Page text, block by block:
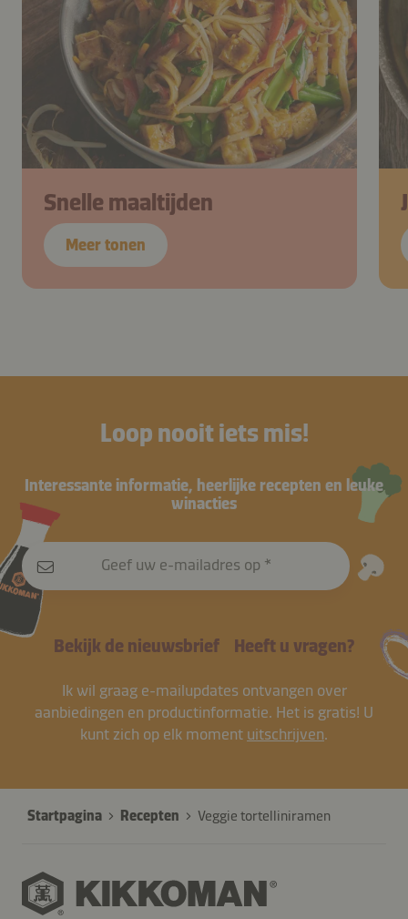
Snelle maaltijden
Meer tonen
Loop nooit iets mis!
Interessante informatie, heerlijke recepten en leuke
winacties
Geef uw e-mailadres op
Bekijk de nieuwsbrief Heeft u vragen?
Ik wil graag e-mailupdates ontvangen over
aanbiedingen en productinformatie. Het is gratis! U
kunt zich op elk moment uitschrijven.
Startpagina Recepten Veggie tortelliniramen